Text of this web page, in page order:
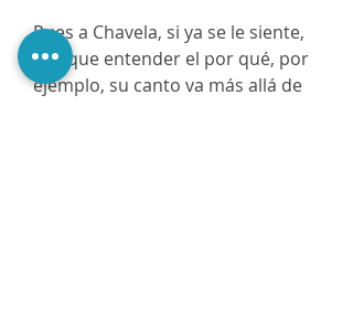
Pues a Chavela, si ya se le siente,
hay que entender el por qué, por
ejemplo, su canto va más allá de